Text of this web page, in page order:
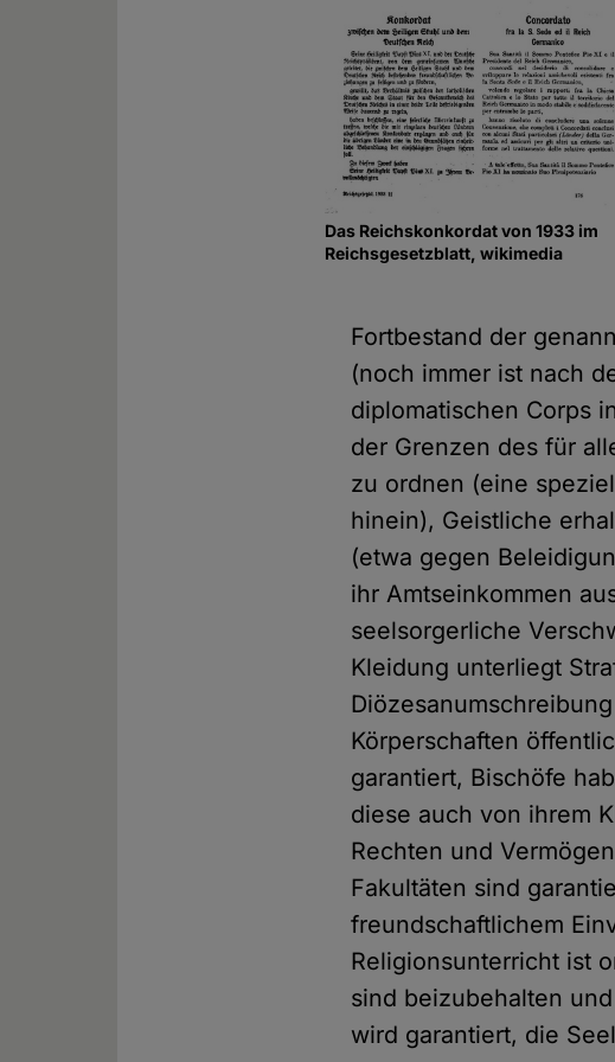
Das Reichskonkordat von 1933 im
Reichsgesetzblatt, wikimedia
Fortbestand der
(noch immer ist nach
diplomatischen Corps
der Grenzen des für
zu ordnen (eine
hinein), Geistliche
(etwa gegen
ihr Amtseinkommen
seelsorgerliche
Kleidung unterliegt
Körperschaften
garantiert, Bischöfe
diese auch von ihrem
Rechten und
Fakultäten sind
freundschaftlichem
Religionsunterricht ist
sind beizubehalten
wird garantiert, die